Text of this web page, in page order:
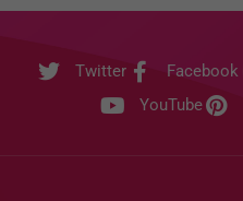
Twitter Facebook
YouTube